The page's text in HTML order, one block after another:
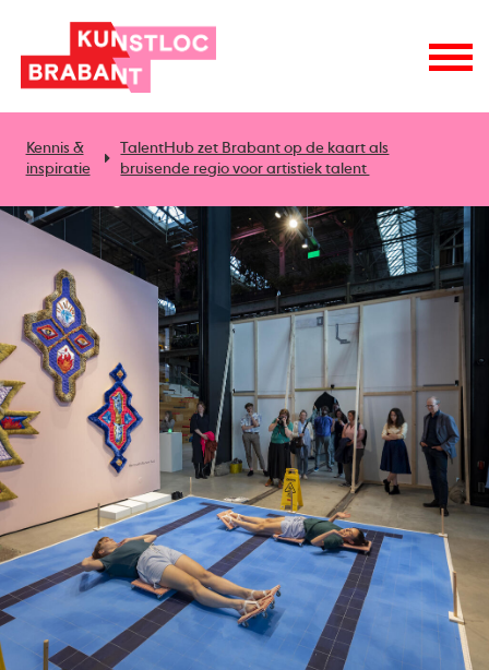
Kennis &
inspiratie
TalentHub zet Brabant op de kaart als
bruisende regio voor artistiek talent